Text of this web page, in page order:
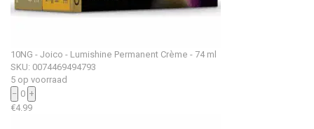
10NG - Joico - Lumishine Permanent Crème - 74 ml
SKU: 0074469494793
5 op voorraad
− 0 +
€4.99